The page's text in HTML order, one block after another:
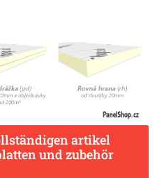
artikel
und zubehör